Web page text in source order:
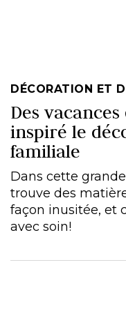
DÉCORATION ET
Des
inspiré le
familiale
Dans cette
trouve des
façon inusitée, et
avec soin!